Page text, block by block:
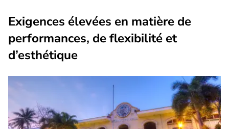
Exigences élevées en matière de
performances, de flexibilité et
d’esthétique